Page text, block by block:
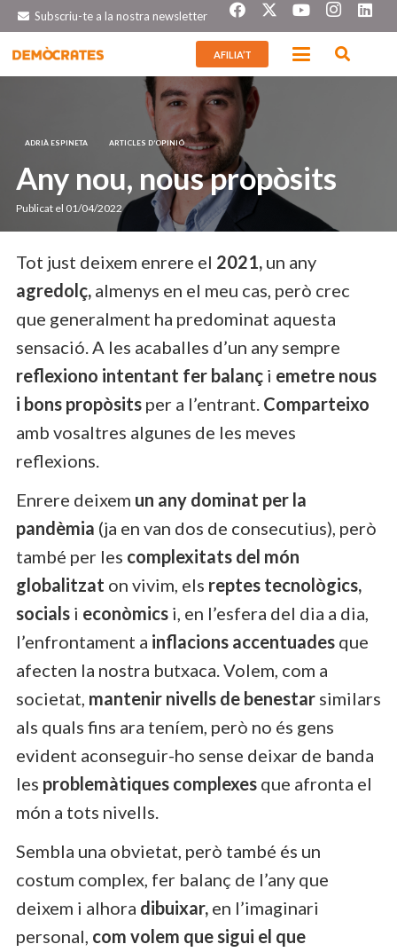
Subscriu-te a la nostra newsletter
AFILIA’T
ADRIÀ ESPINETA ARTICLES D’OPINIÓ
Any nou, nous propòsits
Publicat el 01/04/2022
Tot just deixem enrere el 2021, un any
agredolç, almenys en el meu cas, però crec
que generalment ha predominat aquesta
sensació. A les acaballes d’un any sempre
reflexiono intentant fer balanç i emetre nous
i bons propòsits per a l’entrant. Comparteixo
amb vosaltres algunes de les meves
reflexions.
Enrere deixem un any dominat per la
pandèmia (ja en van dos de consecutius), però
també per les complexitats del món
globalitzat on vivim, els reptes tecnològics,
socials i econòmics i, en l’esfera del dia a dia,
l’enfrontament a inflacions accentuades que
afecten la nostra butxaca. Volem, com a
societat, mantenir nivells de benestar similars
als quals fins ara teníem, però no és gens
evident aconseguir-ho sense deixar de banda
les problemàtiques complexes que afronta el
món a tots nivells.
Sembla una obvietat, però també és un
costum complex, fer balanç de l’any que
deixem i alhora dibuixar, en l’imaginari
personal, com volem que sigui el que